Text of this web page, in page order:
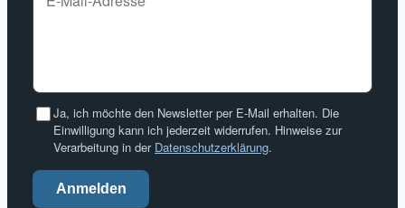
Ja, ich möchte den Newsletter per E-Mail erhalten. Die
Einwilligung kann ich jederzeit widerrufen. Hinweise zur
Verarbeitung in der Datenschutzerklärung.
Anmelden